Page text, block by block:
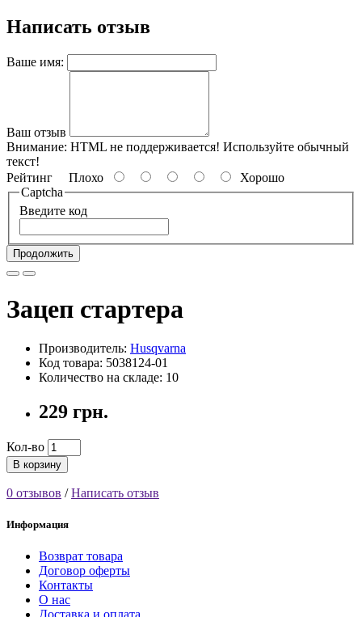
Написать отзыв
Ваше имя:
Ваш отзыв
Внимание: HTML не поддерживается! Используйте обычный
текст!
Рейтинг Плохо
Хорошо
Captcha
Введите код
Продолжить
Зацеп стартера
Производитель: Husqvarna
Код товара: 5038124-01
Количество на складе: 10
229 грн.
Кол-во
В корзину
0 отзывов /Написать отзыв
Информация
Возврат товара
Договор оферты
Контакты
О нас